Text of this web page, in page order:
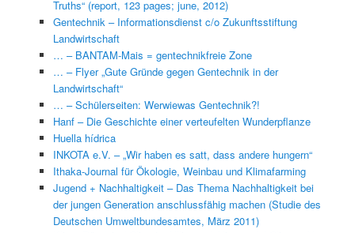
Truths“ (report, 123 pages; june, 2012)
Gentechnik – Informationsdienst c/o Zukunftsstiftung
Landwirtschaft
… – BANTAM-Mais = gentechnikfreie Zone
… – Flyer „Gute Gründe gegen Gentechnik in der
Landwirtschaft“
… – Schülerseiten: Werwiewas Gentechnik?!
Hanf – Die Geschichte einer verteufelten Wunderpflanze
Huella hídrica
INKOTA e.V. – „Wir haben es satt, dass andere hungern“
Ithaka-Journal für Ökologie, Weinbau und Klimafarming
Jugend + Nachhaltigkeit – Das Thema Nachhaltigkeit bei
der jungen Generation anschlussfähig machen (Studie des
Deutschen Umweltbundesamtes, März 2011)